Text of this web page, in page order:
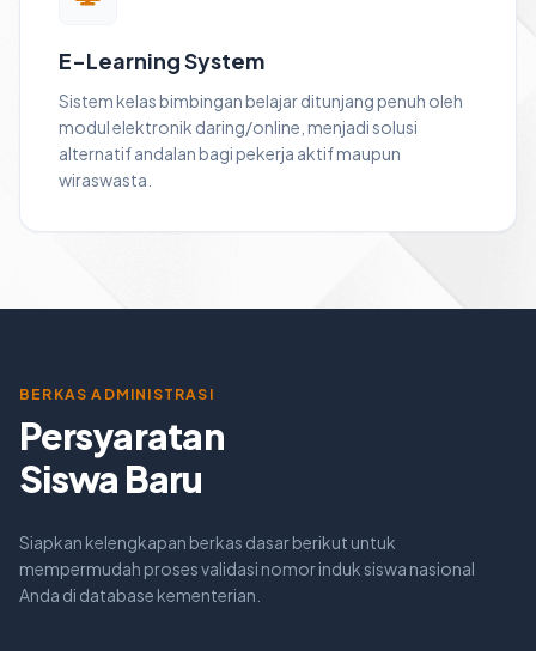
E-Learning System
Sistem kelas bimbingan belajar ditunjang penuh oleh
modul elektronik daring/online, menjadi solusi
alternatif andalan bagi pekerja aktif maupun
wiraswasta.
BERKAS ADMINISTRASI
Persyaratan
Siswa Baru
Siapkan kelengkapan berkas dasar berikut untuk
mempermudah proses validasi nomor induk siswa nasional
Anda di database kementerian.